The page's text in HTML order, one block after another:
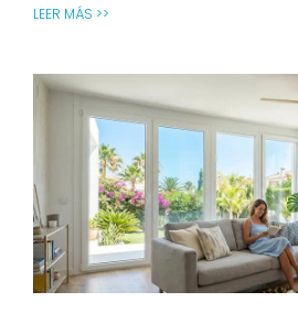
LEER MÁS >>